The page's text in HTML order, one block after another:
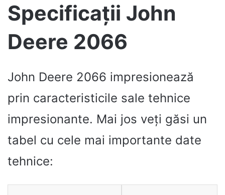
Specificații John
Deere 2066
John Deere 2066 impresionează
prin caracteristicile sale tehnice
impresionante. Mai jos veți găsi un
tabel cu cele mai importante date
tehnice: